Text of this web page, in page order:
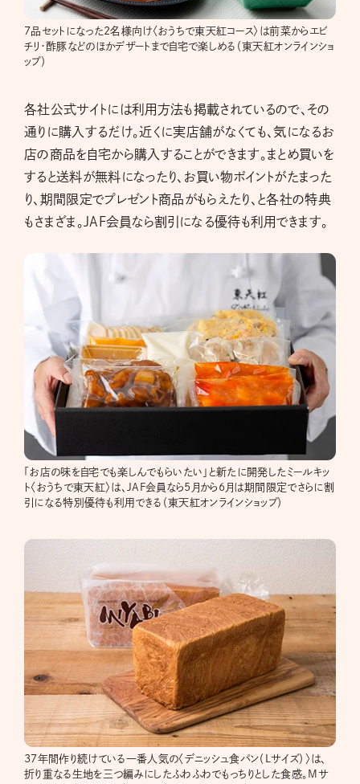
7品セットになった2名様向け〈おうちで東天紅コース〉は前菜からエビ
チリ・酢豚などのほかデザートまで自宅で楽しめる（東天紅オンラインショ
ップ）
各社公式サイトには利用方法も掲載されているので、その
通りに購入するだけ。近くに実店舗がなくても、気になるお
店の商品を自宅から購入することができます。まとめ買いを
すると送料が無料になったり、お買い物ポイントがたまった
り、期間限定でプレゼント商品がもらえたり、と各社の特典
もさまざま。JAF会員なら割引になる優待も利用できます。
「お店の味を自宅でも楽しんでもらいたい」と新たに開発したミールキッ
ト〈おうちで東天紅〉は、JAF会員なら5月から6月は期間限定でさらに割
引になる特別優待も利用できる（東天紅オンラインショップ）
37年間作り続けている一番人気の〈デニッシュ食パン（Lサイズ）〉は、
折り重なる生地を三つ編みにしたふわふわでもっちりとした食感。Mサ